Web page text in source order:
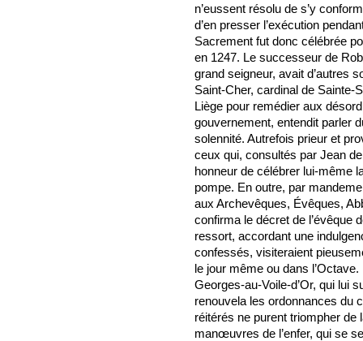
n’eussent résolu de s’y
d’en presser l’exécution
Sacrement fut donc célébrée
en 1247. Le successeur de
grand seigneur, avait d’autres
Saint-Cher, cardinal de Sainte-
Liège pour remédier aux
gouvernement, entendit parler
solennité. Autrefois prieur et
ceux qui, consultés par Jean
honneur de célébrer lui-même
pompe. En outre, par
aux Archevêques, Évêques,
confirma le décret de l’évêque
ressort, accordant une
confessés, visiteraient
le jour même ou dans
Georges-au-Voile-d’Or, qui lui
renouvela les ordonnances du
réitérés ne purent triompher de
manœuvres de l’enfer, qui se